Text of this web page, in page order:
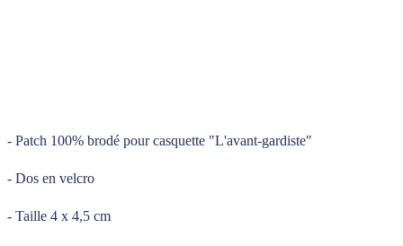
- Patch 100% brodé pour casquette "L'avant-gardiste"
- Dos en velcro
- Taille 4 x 4,5 cm